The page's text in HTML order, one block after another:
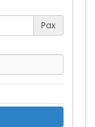
Pax